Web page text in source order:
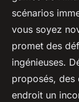
paris
Milo•9
scénarios
vous soyez
promet des
ingénieuses.
proposés, des
endroit un